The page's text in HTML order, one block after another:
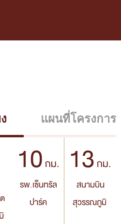
แผนที่โครงการ
10กม.
รพ.เซ็นทรัล
ปาร์ค
13กม.
สนามบิน
สุวรรณภูมิ